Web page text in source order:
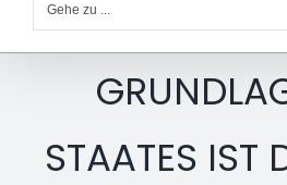
Gehe zu ...
STAATES IST